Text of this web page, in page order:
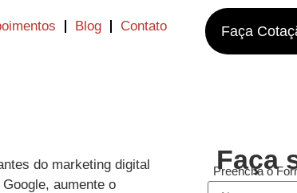
Blog Contato Faça
do marketing digital
aumente o
Faça
Preencha o